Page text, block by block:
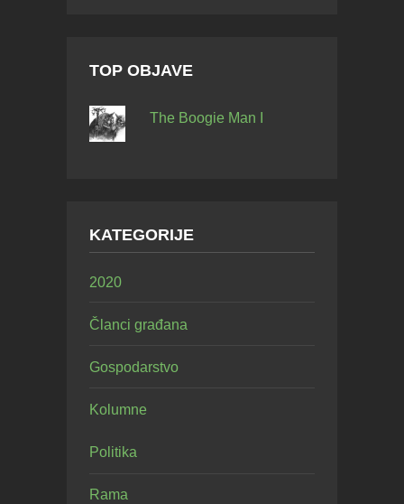
TOP OBJAVE
The Boogie Man I
KATEGORIJE
2020
Članci građana
Gospodarstvo
Kolumne
Politika
Rama